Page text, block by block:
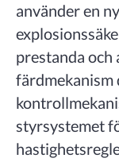
använder en
prestanda och
styrsystemet